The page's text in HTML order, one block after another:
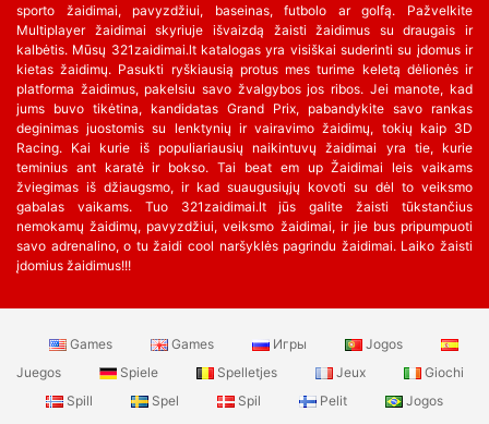
sporto žaidimai, pavyzdžiui, baseinas, futbolo ar golfą. Pažvelkite
Multiplayer žaidimai skyriuje išvaizdą žaisti žaidimus su draugais ir
kalbėtis. Mūsų 321zaidimai.lt katalogas yra visiškai suderinti su įdomus ir
kietas žaidimų. Pasukti ryškiausią protus mes turime keletą dėlionės ir
platforma žaidimus, pakelsiu savo žvalgybos jos ribos. Jei manote, kad
jums buvo tikėtina, kandidatas Grand Prix, pabandykite savo rankas
deginimas juostomis su lenktynių ir vairavimo žaidimų, tokių kaip 3D
Racing. Kai kurie iš populiariausių naikintuvų žaidimai yra tie, kurie
teminius ant karatė ir bokso. Tai beat em up Žaidimai leis vaikams
žviegimas iš džiaugsmo, ir kad suaugusiųjų kovoti su dėl to veiksmo
gabalas vaikams. Tuo 321zaidimai.lt jūs galite žaisti tūkstančius
nemokamų žaidimų, pavyzdžiui, veiksmo žaidimai, ir jie bus pripumpuoti
savo adrenalino, o tu žaidi cool naršyklės pagrindu žaidimai. Laiko žaisti
įdomius žaidimus!!!
Games Games Игры
Jogos
Juegos
Spiele Spelletjes Jeux
Giochi
Spill
Spel Spil Pelit
Jogos